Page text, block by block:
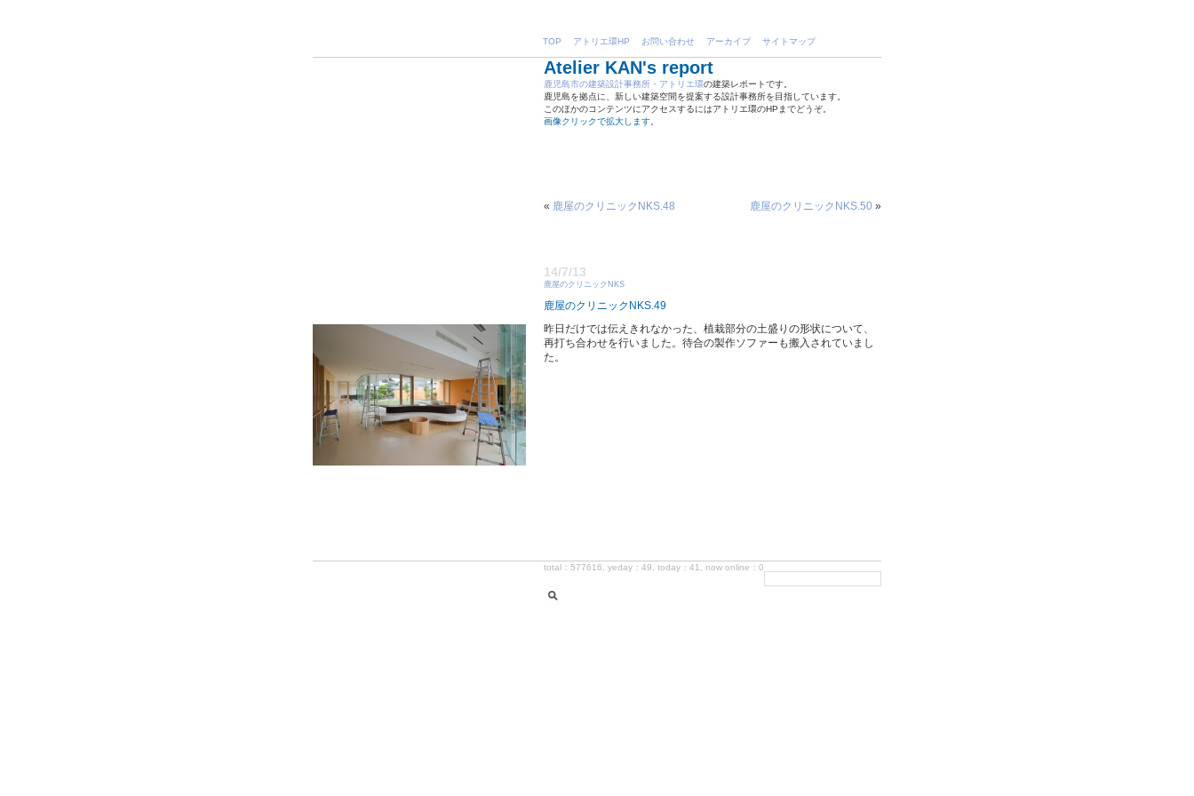
TOP アトリエ環HP お問い合わせ アーカイブ サイトマップ
Atelier KAN's report
鹿児島市の建築設計事務所・アトリエ環の建築レポートです。
鹿児島を拠点に、新しい建築空間を提案する設計事務所を目指しています。
このほかのコンテンツにアクセスするにはアトリエ環のHPまでどうぞ。
画像クリックで拡大します。
« 鹿屋のクリニックNKS.48 鹿屋のクリニックNKS.50 »
14/7/13
鹿屋のクリニックNKS
鹿屋のクリニックNKS.49
昨日だけでは伝えきれなかった、植栽部分の土盛りの形状について、
再打ち合わせを行いました。待合の製作ソファーも搬入されていまし
た。
total：577616, yeday：49, today：41, now online：0